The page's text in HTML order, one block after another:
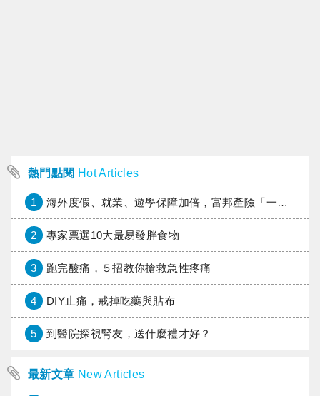
熱門點閱 Hot Articles
1 海外度假、就業、遊學保障加倍，富邦產險「一期逐夢」專案加碼遠距醫療與緊急救援
2 專家票選10大最易發胖食物
3 跑完酸痛，５招教你搶救急性疼痛
4 DIY止痛，戒掉吃藥與貼布
5 到醫院探視腎友，送什麼禮才好？
最新文章 New Articles